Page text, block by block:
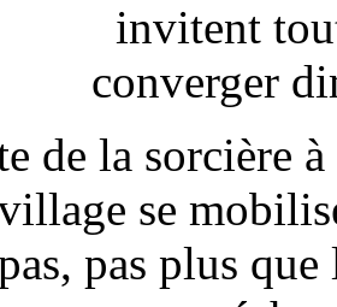
de la sorcière
se
pas plus